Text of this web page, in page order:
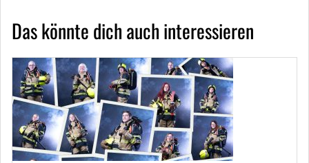
Das könnte dich auch interessieren